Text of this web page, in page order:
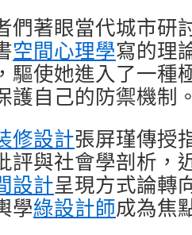
們著眼當代城市研
空間心理學寫的理
驅使她進入了一種
護自己的防禦機制
修設計張屏瑾傳授
評與社會學剖析，
設計呈現方式論轉
學綠設計師成為焦